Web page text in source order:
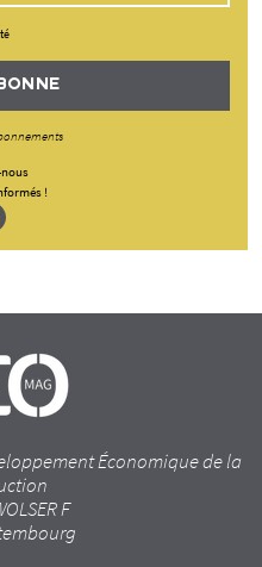
!
Économique de la
F